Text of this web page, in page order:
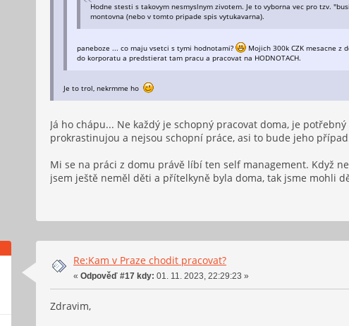
Hodne stesti s takovym nesmyslnym zivotem. Je to vyborna vec pro tzv.
montovna (nebo v tomto pripade spis vytukavarna).
paneboze ... co maju vsetci s tymi hodnotami? Mojich 300k CZK mesacne z
do korporatu a predstierat tam pracu a pracovat na HODNOTACH.
Je to trol, nekrmme ho
Já ho chápu... Ne každý je schopný pracovat doma, je
prokrastinujou a nejsou schopní práce, asi to bude jeho
Mi se na práci z domu právě líbí ten self management. Když
jsem ještě neměl děti a přítelkyně byla doma, tak jsme mohli
Re:Kam v Praze chodit pracovat?
« Odpověď #17 kdy: 01. 11. 2023, 22:29:23 »
Zdravim,